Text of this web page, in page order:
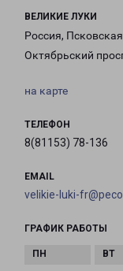
ВЕЛИКИЕ ЛУКИ
Россия,
Октябрьский
на карте
ТЕЛЕФОН
8(81153) 78-136
EMAIL
velikie-luki-
ГРАФИК РАБОТЫ